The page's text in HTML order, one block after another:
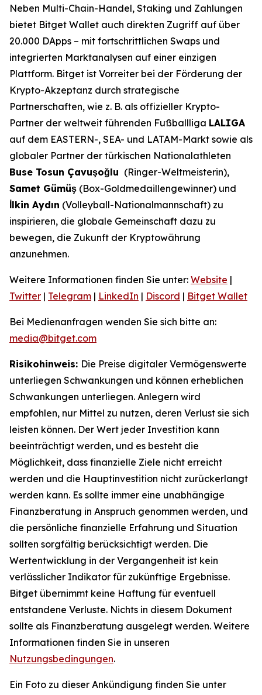
Neben Multi-Chain-Handel, Staking und Zahlungen
bietet Bitget Wallet auch direkten Zugriff auf über
20.000 DApps – mit fortschrittlichen Swaps und
integrierten Marktanalysen auf einer einzigen
Plattform. Bitget ist Vorreiter bei der Förderung der
Krypto-Akzeptanz durch strategische
Partnerschaften, wie z. B. als offizieller Krypto-
Partner der weltweit führenden Fußballliga LALIGA
auf dem EASTERN-, SEA- und LATAM-Markt sowie als
globaler Partner der türkischen Nationalathleten
Buse Tosun Çavuşoğlu (Ringer-Weltmeisterin),
Samet Gümüş (Box-Goldmedaillengewinner) und
İlkin Aydın (Volleyball-Nationalmannschaft) zu
inspirieren, die globale Gemeinschaft dazu zu
bewegen, die Zukunft der Kryptowährung
anzunehmen.
Weitere Informationen finden Sie unter: Website |
Twitter | Telegram | LinkedIn | Discord | Bitget Wallet
Bei Medienanfragen wenden Sie sich bitte an:
media@bitget.com
Risikohinweis: Die Preise digitaler Vermögenswerte
unterliegen Schwankungen und können erheblichen
Schwankungen unterliegen. Anlegern wird
empfohlen, nur Mittel zu nutzen, deren Verlust sie sich
leisten können. Der Wert jeder Investition kann
beeinträchtigt werden, und es besteht die
Möglichkeit, dass finanzielle Ziele nicht erreicht
werden und die Hauptinvestition nicht zurückerlangt
werden kann. Es sollte immer eine unabhängige
Finanzberatung in Anspruch genommen werden, und
die persönliche finanzielle Erfahrung und Situation
sollten sorgfältig berücksichtigt werden. Die
Wertentwicklung in der Vergangenheit ist kein
verlässlicher Indikator für zukünftige Ergebnisse.
Bitget übernimmt keine Haftung für eventuell
entstandene Verluste. Nichts in diesem Dokument
sollte als Finanzberatung ausgelegt werden. Weitere
Informationen finden Sie in unseren
Nutzungsbedingungen.
Ein Foto zu dieser Ankündigung finden Sie unter